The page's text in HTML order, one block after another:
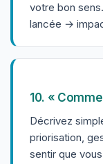
votre bon
lancée →
10. «
Décrivez
priorisation,
sentir que